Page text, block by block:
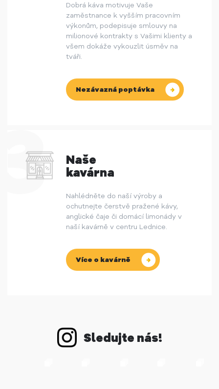
Dobrá káva motivuje Vaše
zaměstnance k vyšším pracovním
výkonům, podepisuje smlouvy na
milionové kontrakty s Vašimi klienty a
všem dokáže vykouzlit úsměv na
tváři.
Nezávazná poptávka
Naše
kavárna
Nahlédněte do naší výroby a
ochutnejte čerstvě pražené kávy,
anglické čaje či domácí limonády v
naší kavárně v centru Lednice.
Více o kavárně
Sledujte nás!